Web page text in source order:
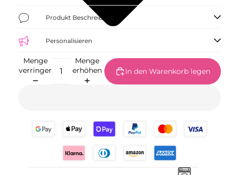
Produkt Beschreibung
Personalisieren
Menge
verringern
Menge
erhöhen
In den Warenkorb legen